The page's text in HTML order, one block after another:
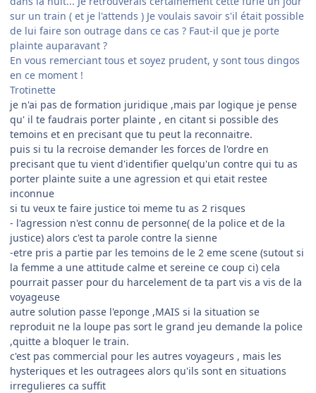
sur un train ( et je l'attends ) Je voulais savoir s'il était possible
de lui faire son outrage dans ce cas ? Faut-il que je porte
plainte auparavant ?
En vous remerciant tous et soyez prudent, y sont tous dingos
en ce moment !
Trotinette
je n'ai pas de formation juridique ,mais par logique je pense
qu' il te faudrais porter plainte , en citant si possible des
temoins et en precisant que tu peut la reconnaitre.
puis si tu la recroise demander les forces de l'ordre en
precisant que tu vient d'identifier quelqu'un contre qui tu as
porter plainte suite a une agression et qui etait restee
inconnue
si tu veux te faire justice toi meme tu as 2 risques
- l'agression n'est connu de personne( de la police et de la
justice) alors c'est ta parole contre la sienne
-etre pris a partie par les temoins de le 2 eme scene (sutout si
la femme a une attitude calme et sereine ce coup ci) cela
pourrait passer pour du harcelement de ta part vis a vis de la
voyageuse
autre solution passe l'eponge ,MAIS si la situation se
reproduit ne la loupe pas sort le grand jeu demande la police
,quitte a bloquer le train.
c'est pas commercial pour les autres voyageurs , mais les
hysteriques et les outragees alors qu'ils sont en situations
irregulieres ca suffit